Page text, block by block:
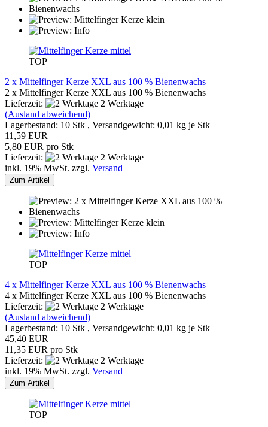
TOP
2 x Mittelfinger Kerze XXL aus 100 % Bienenwachs
2 x Mittelfinger Kerze XXL aus 100 % Bienenwachs
Lieferzeit:
2 Werktage
(Ausland abweichend)
Lagerbestand: 10 Stk , Versandgewicht: 0,01 kg je Stk
11,59 EUR
5,80 EUR pro Stk
Lieferzeit:
2 Werktage
inkl. 19% MwSt. zzgl. Versand
Zum Artikel
TOP
4 x Mittelfinger Kerze XXL aus 100 % Bienenwachs
4 x Mittelfinger Kerze XXL aus 100 % Bienenwachs
Lieferzeit:
2 Werktage
(Ausland abweichend)
Lagerbestand: 10 Stk , Versandgewicht: 0,01 kg je Stk
45,40 EUR
11,35 EUR pro Stk
Lieferzeit:
2 Werktage
inkl. 19% MwSt. zzgl. Versand
Zum Artikel
TOP